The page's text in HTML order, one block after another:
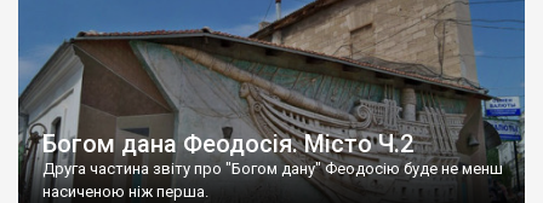
Богом дана Феодосія. Місто Ч.2
Друга частина звіту про "Богом дану" Феодосію буде не менш
насиченою ніж перша.